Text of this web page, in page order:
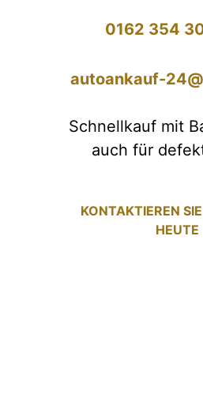
0162 354
autoankauf-
Schnellkauf mit
auch für
KONTAKTIEREN
HEUTE